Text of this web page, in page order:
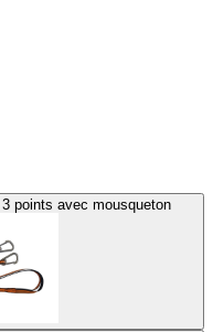
points avec mousqueton